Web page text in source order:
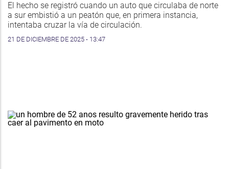
El hecho se registró cuando un auto que circulaba de norte
a sur embistió a un peatón que, en primera instancia,
intentaba cruzar la vía de circulación.
21 DE DICIEMBRE DE 2025 - 13:47